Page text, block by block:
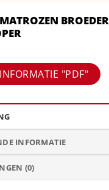
"PDF"
INFORMATIE
(0)